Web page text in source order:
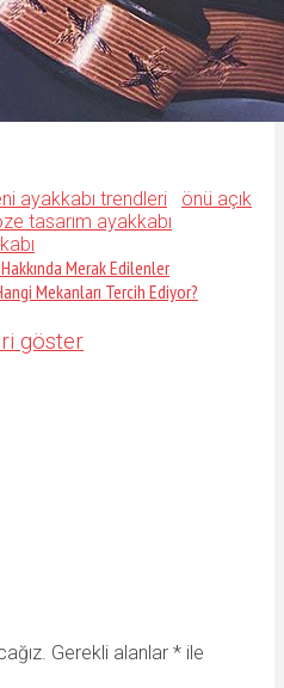
ayakkabı trendleri
önü açık
tasarım ayakkabı
Merak Edilenler
Mekanları Tercih Ediyor?
göster
Gerekli alanlar * ile